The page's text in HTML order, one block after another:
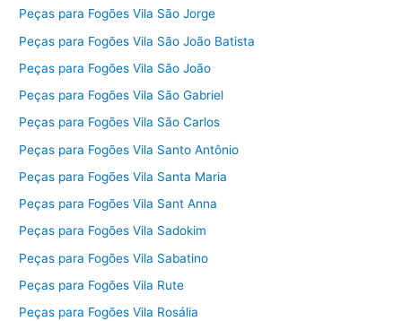
Peças para Fogões Vila São Jorge
Peças para Fogões Vila São João Batista
Peças para Fogões Vila São João
Peças para Fogões Vila São Gabriel
Peças para Fogões Vila São Carlos
Peças para Fogões Vila Santo Antônio
Peças para Fogões Vila Santa Maria
Peças para Fogões Vila Sant Anna
Peças para Fogões Vila Sadokim
Peças para Fogões Vila Sabatino
Peças para Fogões Vila Rute
Peças para Fogões Vila Rosália